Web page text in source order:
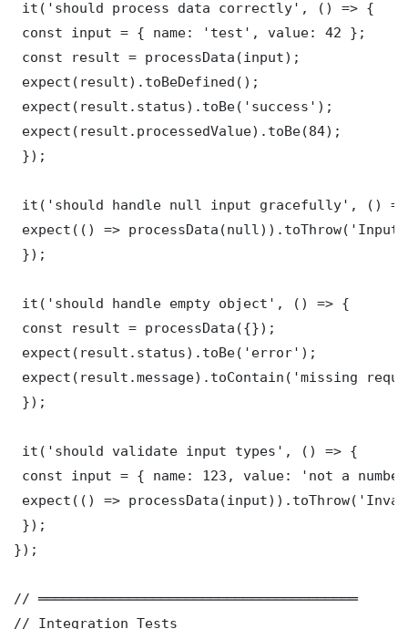
it('should process data correctly', () => {
const input = { name: 'test', value: 42 };
const result = processData(input);
expect(result).toBeDefined();
expect(result.status).toBe('success');
expect(result.processedValue).toBe(84);
});
it('should handle null input gracefully', ()
expect(() =>
});
it('should handle empty object', () => {
const result = processData({});
expect(result.status).toBe('error');
expect(result.message).toContain('missing
});
it('should validate input types', () => {
const input = { name: 123, value: 'not a
expect(() =>
});
});
// ═══════════════════════════════════════
// Integration Tests